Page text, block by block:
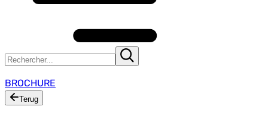
BROCHURE
Terug